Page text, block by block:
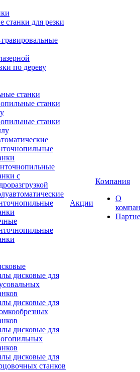
станки для резки
по дереву
станки
станки
станки
с
дисковые для
дисковые для
дисковые для
дисковые для
станков
Акции
Компания
О